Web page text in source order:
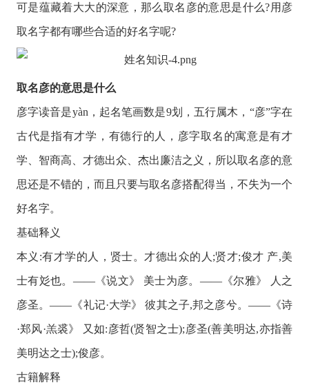
可是蕴藏着大大的深意，那么取名彦的意思是什么?用彦
取名字都有哪些合适的好名字呢?
取名彦的意思是什么
彦字读音是yàn，起名笔画数是9划，五行属木，“彦”字在
古代是指有才学，有德行的人，彦字取名的寓意是有才
学、智商高、才德出众、杰出廉洁之义，所以取名彦的意
思还是不错的，而且只要与取名彦搭配得当，不失为一个
好名字。
基础释义
本义:有才学的人，贤士。才德出众的人;贤才;俊才 产,美
士有彣也。——《说文》 美士为彦。——《尔雅》 人之
彦圣。——《礼记·大学》 彼其之子,邦之彦兮。——《诗
·郑风·羔裘》 又如:彦哲(贤智之士);彦圣(善美明达,亦指善
美明达之士);俊彦。
古籍解释